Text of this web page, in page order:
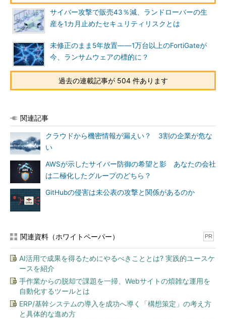
サイバー攻撃で販売43％減、ランドローバーの生
産を1カ月止めたセキュリティリスクとは
未修正のまま5年放置――1万台以上のFortiGateが
今、ランサムウェアの標的に？
過去の連載記事が 504 件あります
関連記事
クラウドから機密情報が漏えい？ 3割の企業が危な
い
AWSが示したサイバー防御の希望と影 あなたの会社
は二極化したグループのどちら？
GitHubの侵害は未公表の攻撃と関係があるのか
関連資料（ホワイトペーパー） PR
AI活用で成果を得るためにやるべきこととは? 実践的ユースケ
ースを紹介
手作業からの脱却で課題を一掃、Webサイトの煩雑な運用を
自動化するツールとは
ERP/基幹システムの導入を成功へ導く「構想策定」の考え方
と具体的な進め方